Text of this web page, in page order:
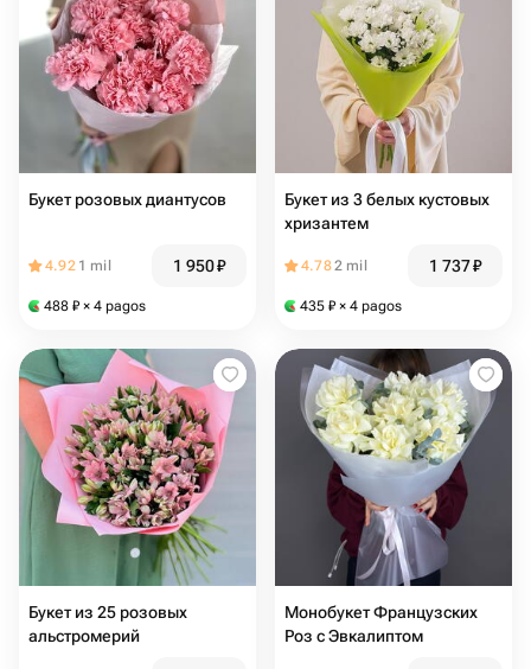
Букет розовых диантусов
4.92 1 mil 1 950₽
488 ₽ × 4 pagos
Букет из 3 белых кустовых
хризантем
4.782 mil 1 737₽
435 ₽ × 4 pagos
Букет из 25 розовых
альстромерий
Монобукет Французских
Роз с Эвкалиптом